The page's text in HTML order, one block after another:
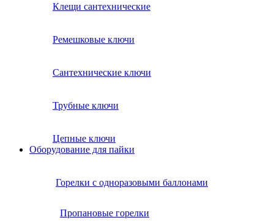
Клещи сантехнические
Ремешковые ключи
Сантехнические ключи
Трубные ключи
Цепные ключи
Оборудование для пайки
Горелки с одноразовыми баллонами
Пропановые горелки